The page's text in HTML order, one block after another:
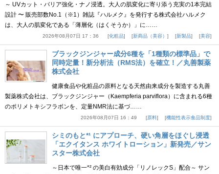
～ UVカット・バリア強化・ナノ浸透。大人の肌変化に寄り添う充実の1本完結
設計 〜 販売部数No.1（※1）雑誌『ハルメク』を発行する株式会社ハルメク
は、大人の肌変化である「薄層化（はくそうか）」に……
2026年08月07日 17：36 化粧品 新商品（美容） 新製品 美容
ブラックジンジャー成分6種を「1種類の標準品」で
同時定量！新分析法（RMS法）を確立！／丸善製薬
株式会社
健康食品や化粧品の原料となる天然由来成分を製造する丸善
製薬株式会社は、ブラックジンジャー（Kaempferia parviflora）に含まれる6種
のポリメトキシフラボンを、定量NMR法に基づ……
2026年08月07日 16：49 原料 機能性表示食品制度
シミのもと*¹ にアプローチ、硬い角層をほぐし浸透
「エクイタンス ホワイトローション」新発売／サン
スター株式会社
～日本で唯一*² の美白有効成分「リノレックS」配合～ サン